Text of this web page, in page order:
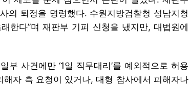
·증권·조세·중대재해처벌법 등 전문성이 요구
에 한정한다.
수사·기소 분리 원칙을 강조했다. 법조계에서
검찰개혁 법안이 논의되고 있는 상황에서 법